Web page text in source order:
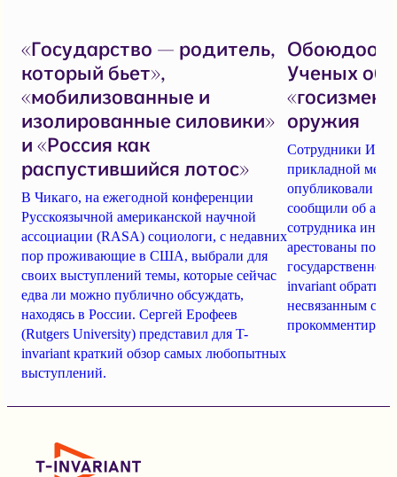
«Государство — родитель,
который бьет»,
«мобилизованные и
изолированные силовики»
и «Россия как
распустившийся лотос»
В Чикаго, на ежегодной конференции
Русскоязычной американской научной
ассоциации (RASA) социологи, с недавних
пор проживающие в США, выбрали для
своих выступлений темы, которые сейчас
едва ли можно публично обсуждать,
находясь в России. Сергей Ерофеев
(Rutgers University) представил для T-
invariant краткий обзор самых любопытных
выступлений.
Ученых
оружия
Сотрудники
прикладной
опубликовали
сообщили об
сотрудника
арестованы по
государственной
invariant
несвязанным с